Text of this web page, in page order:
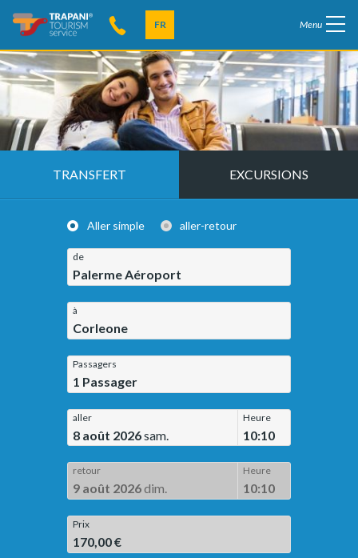
FR Menu
TRANSFERT EXCURSIONS
Aller simple aller-retour
de
Palerme Aéroport
à
Corleone
Passagers
1 Passager
aller
8 août 2026sam.
Heure
10:10
retour
9 août 2026dim.
Heure
10:10
Prix
170,00 €